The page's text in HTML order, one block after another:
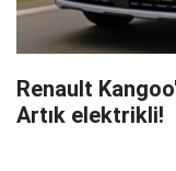
Renault
Artık elektrikli!